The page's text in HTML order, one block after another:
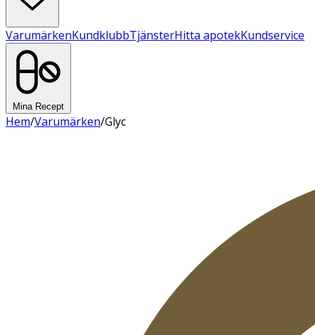
VarumärkenKundklubbTjänsterHitta apotekKundservice
Mina Recept
Hem/Varumärken/Glyc